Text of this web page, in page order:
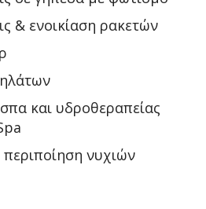
& ενοικίαση ρακετών
και υδροθεραπείας
νυχιών